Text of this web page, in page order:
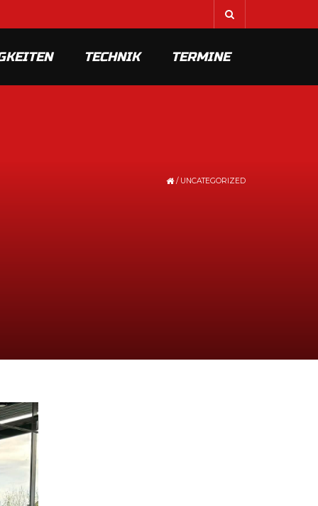
TECHNIK TERMINE
/ UNCATEGORIZED